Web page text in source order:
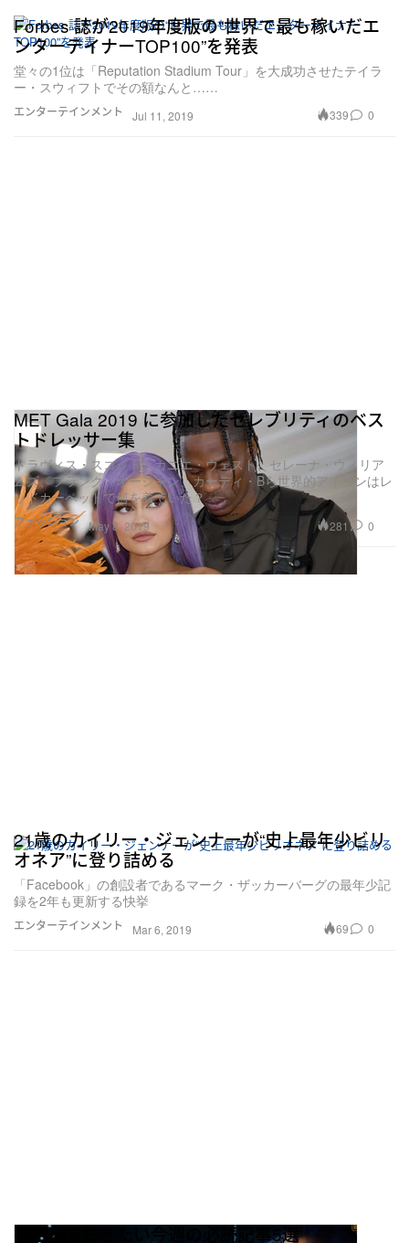
エンターテインメント
Forbes 誌が2019年度版の“世界で最も稼いだエ
ンターテイナーTOP100”を発表
堂々の1位は「Reputation Stadium Tour」を大成功させたテイラ
ー・スウィフトでその額なんと……
Jul 11, 2019 339 0
ファッション
MET Gala 2019 に参加したセレブリティのベス
トドレッサー集
トラヴィス・スコット、カニエ・ウェスト、セレーナ・ウィリア
ムズ、フランク・オーシャン、カーディ・Bら世界的アイコンはレ
ッドカーペットで何を着ていた？
May 8, 2019 281 0
エンターテインメント
21歳のカイリー・ジェンナーが“史上最年少ビリ
オネア”に登り詰める
「Facebook」の創設者であるマーク・ザッカーバーグの最年少記
録を2年も更新する快挙
Mar 6, 2019 69 0
押さえておきたい今週の必読記事5選